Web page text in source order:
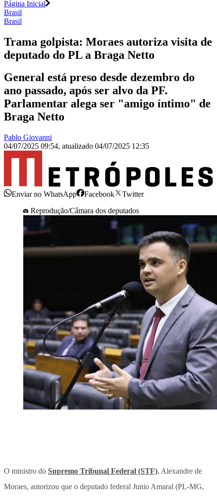
Página Inicial
Brasil
Brasil
Trama golpista: Moraes autoriza visita de
deputado do PL a Braga Netto
General está preso desde dezembro do
ano passado, após ser alvo da PF.
Parlamentar alega ser "amigo íntimo" de
Braga Netto
Pablo Giovanni
04/07/2025 09:54, atualizado 04/07/2025 12:35
Enviar no WhatsApp Facebook
Twitter
Reprodução/Câmara dos deputados
O ministro do Supremo Tribunal Federal (STF), Alexandre de
Moraes, autorizou que o deputado federal Junio Amaral (PL-MG,